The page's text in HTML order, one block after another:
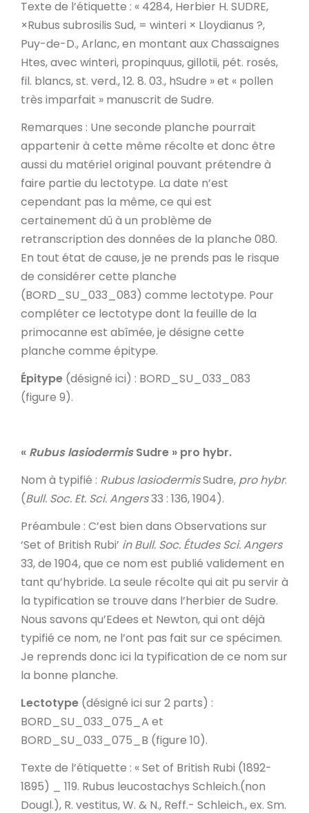
Texte de l’étiquette : « 4284, Herbier H. SUDRE,
×Rubus subrosilis Sud, = winteri × Lloydianus ?,
Puy-de-D., Arlanc, en montant aux Chassaignes
Htes, avec winteri, propinquus, gillotii, pét. rosés,
fil. blancs, st. verd., 12. 8. 03., hSudre » et « pollen
très imparfait » manuscrit de Sudre.
Remarques : Une seconde planche pourrait
appartenir à cette même récolte et donc être
aussi du matériel original pouvant prétendre à
faire partie du lectotype. La date n’est
cependant pas la même, ce qui est
certainement dû à un problème de
retranscription des données de la planche 080.
En tout état de cause, je ne prends pas le risque
de considérer cette planche
(BORD_SU_033_083) comme lectotype. Pour
compléter ce lectotype dont la feuille de la
primocanne est abîmée, je désigne cette
planche comme épitype.
Épitype (désigné ici) : BORD_SU_033_083
(figure 9).
« Rubus lasiodermisSudre » pro hybr.
Nom à typifié : Rubus lasiodermisSudre, pro hybr.
(Bull. Soc. Et. Sci. Angers33 : 136, 1904).
Préambule : C’est bien dans Observations sur
‘Set of British Rubi’ in Bull. Soc. Études Sci. Angers
33, de 1904, que ce nom est publié validement en
tant qu’hybride. La seule récolte qui ait pu servir à
la typification se trouve dans l’herbier de Sudre.
Nous savons qu’Edees et Newton, qui ont déjà
typifié ce nom, ne l’ont pas fait sur ce spécimen.
Je reprends donc ici la typification de ce nom sur
la bonne planche.
Lectotype (désigné ici sur 2 parts) :
BORD_SU_033_075_A et
BORD_SU_033_075_B (figure 10).
Texte de l’étiquette : « Set of British Rubi (1892-
1895) _ 119. Rubus leucostachys Schleich.(non
Dougl.), R. vestitus, W. & N., Reff.- Schleich., ex. Sm.